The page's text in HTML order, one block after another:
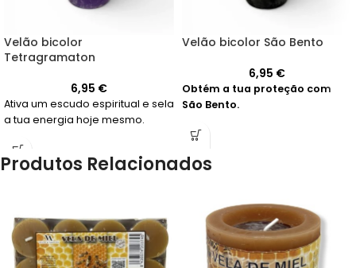
Velão bicolor
Tetragramaton
6,95 €
Ativa um escudo espiritual e sela
a tua energia hoje mesmo.
Velão bicolor São Bento
6,95 €
Obtém a tua proteção com
São Bento.
Produtos Relacionados